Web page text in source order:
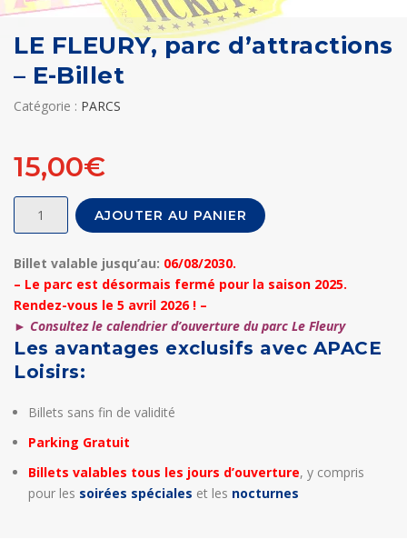
LE FLEURY, parc d’attractions
– E-Billet
Catégorie : PARCS
15,00€
de
FLEURY,
parc
d'attractions
-
E-
Billet
AJOUTER AU PANIER
Billet valable jusqu’au: 06/08/2030.
– Le parc est désormais fermé pour la saison 2025.
Rendez-vous le 5 avril 2026 ! –
► Consultez le calendrier d’ouverture du parc Le Fleury
Les avantages exclusifs avec APACE
Loisirs:
Billets sans fin de validité
Parking Gratuit
Billets valables tous les jours d’ouverture, y compris
pour les soirées spéciales et les nocturnes